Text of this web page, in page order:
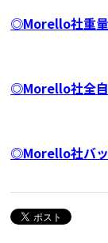
◎Morello社重量
◎Morello社全自
◎Morello社バッ